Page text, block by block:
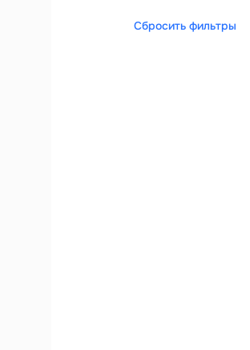
Сбросить фильтры